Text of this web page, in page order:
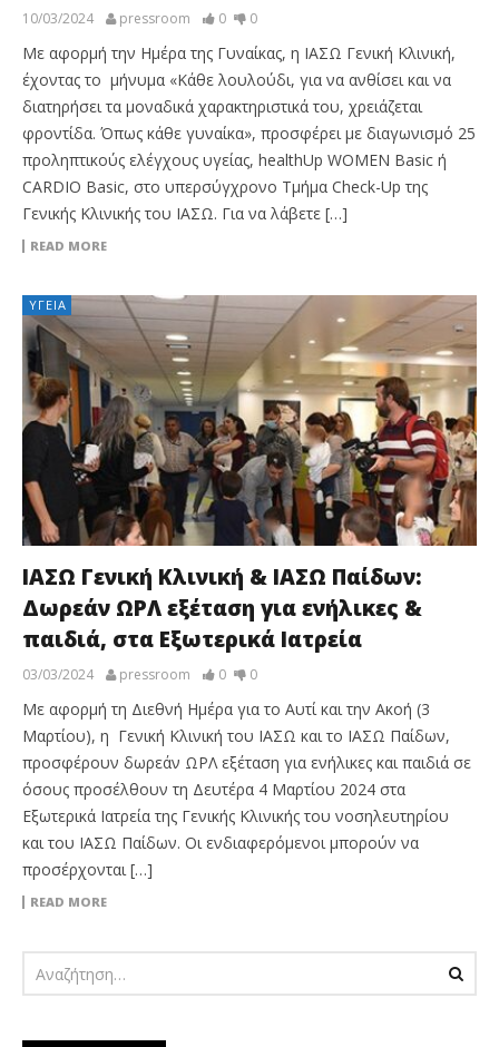
10/03/2024 pressroom 0 0
Με αφορμή την Ημέρα της Γυναίκας, η ΙΑΣΩ Γενική Κλινική,
έχοντας το μήνυμα «Κάθε λουλούδι, για να ανθίσει και να
διατηρήσει τα μοναδικά χαρακτηριστικά του, χρειάζεται
φροντίδα. Όπως κάθε γυναίκα», προσφέρει με διαγωνισμό 25
προληπτικούς ελέγχους υγείας, healthUp WOMEN Basic ή
CARDIO Basic, στο υπερσύγχρονο Τμήμα Check-Up της
Γενικής Κλινικής του ΙΑΣΩ. Για να λάβετε […]
READ MORE
ΥΓΕΊΑ
ΙΑΣΩ Γενική Κλινική & ΙΑΣΩ Παίδων:
Δωρεάν ΩΡΛ εξέταση για ενήλικες &
παιδιά, στα Εξωτερικά Ιατρεία
03/03/2024 pressroom 0 0
Με αφορμή τη Διεθνή Ημέρα για το Αυτί και την Ακοή (3
Μαρτίου), η Γενική Κλινική του ΙΑΣΩ και το ΙΑΣΩ Παίδων,
προσφέρουν δωρεάν ΩΡΛ εξέταση για ενήλικες και παιδιά σε
όσους προσέλθουν τη Δευτέρα 4 Μαρτίου 2024 στα
Εξωτερικά Ιατρεία της Γενικής Κλινικής του νοσηλευτηρίου
και του ΙΑΣΩ Παίδων. Οι ενδιαφερόμενοι μπορούν να
προσέρχονται […]
READ MORE